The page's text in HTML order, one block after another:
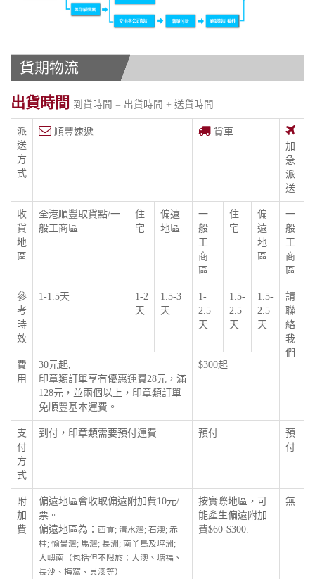
貨期物流
出貨時間 到貨時間 = 出貨時間 + 送貨時間
派
送
方
式
順豐速遞
貨車
加
急
派
送
收
貨
地
區
全港順豐取貨點/一
般工商區
住
宅
偏遠
地區
一
般
工
商
區
住
宅
偏
遠
地
區
一
般
工
商
區
參
考
時
效
1-1.5天
1-2
天
1.5-3
天
1-
2.5
天
1.5-
2.5
天
1.5-
2.5
天
請
聯
絡
我
們
費
用
30元起,
印章類訂單享有優惠運費28元，滿
128元，並兩個以上，印章類訂單
免順豐基本運費。
$300起
支
付
方
式
到付，印章類需要預付運費 預付
預
付
附
加
費
偏遠地區會收取偏遠附加費10元/
票。
偏遠地區為： 西貢; 清水灣; 石澳; 赤
柱; 愉景灣; 馬灣; 長洲; 南丫島及坪洲;
大嶼南（包括但不限於：大澳、塘福、
長沙、梅窩、貝澳等）
按實際地區，可
能產生偏遠附加
費$60-$300.
無